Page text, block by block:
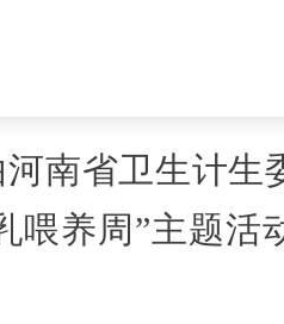
河南省卫生计
喂养周”主题活